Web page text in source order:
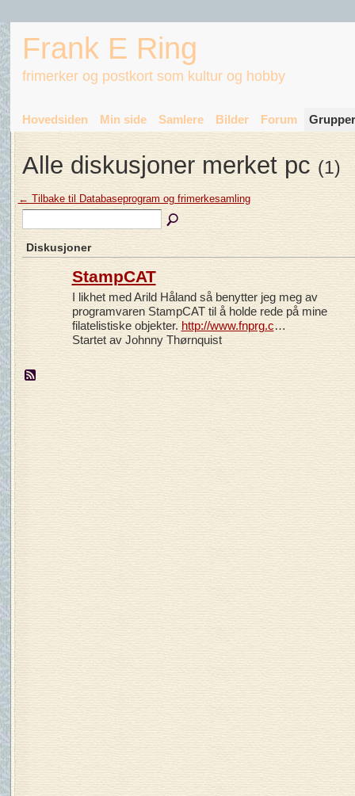
Frank E Ring
frimerker og postkort som kultur og hobby
Hovedsiden Min side Samlere Bilder Forum Grupper
Alle diskusjoner merket pc (1)
← Tilbake til Databaseprogram og frimerkesamling
Diskusjoner
StampCAT
I likhet med Arild Håland så benytter jeg meg av
programvaren StampCAT til å holde rede på mine
filatelistiske objekter. http://www.fnprg.c…
Startet av Johnny Thørnquist